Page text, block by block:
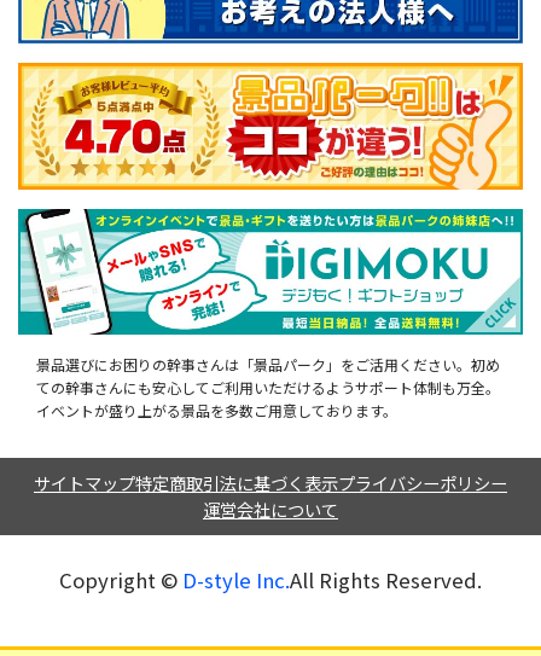
景品選びにお困りの幹事さんは「景品パーク」をご活用ください。初め
ての幹事さんにも安心してご利用いただけるようサポート体制も万全。
イベントが盛り上がる景品を多数ご用意しております。
サイトマップ特定商取引法に基づく表示プライバシーポリシー
運営会社について
Copyright ©︎ D-style Inc.All Rights Reserved.